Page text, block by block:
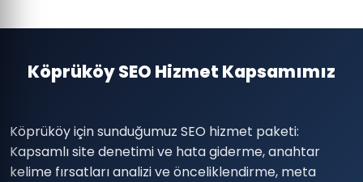
Köprüköy SEO Hizmet Kapsamımız
Köprüköy için sunduğumuz SEO hizmet paketi:
Kapsamlı site denetimi ve hata giderme, anahtar
kelime fırsatları analizi ve önceliklendirme, meta